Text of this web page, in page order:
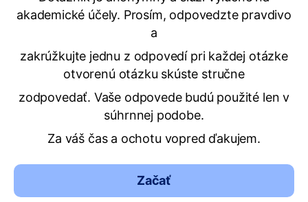
akademické účely. Prosím, odpovedzte pravdivo
a
zakrúžkujte jednu z odpovedí pri každej otázke
otvorenú otázku skúste stručne
zodpovedať. Vaše odpovede budú použité len v
súhrnnej podobe.
Za váš čas a ochotu vopred ďakujem.
Začať